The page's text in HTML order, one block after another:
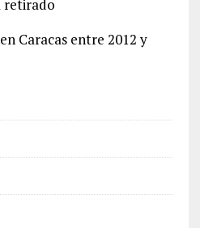
retirado
Caracas entre 2012 y